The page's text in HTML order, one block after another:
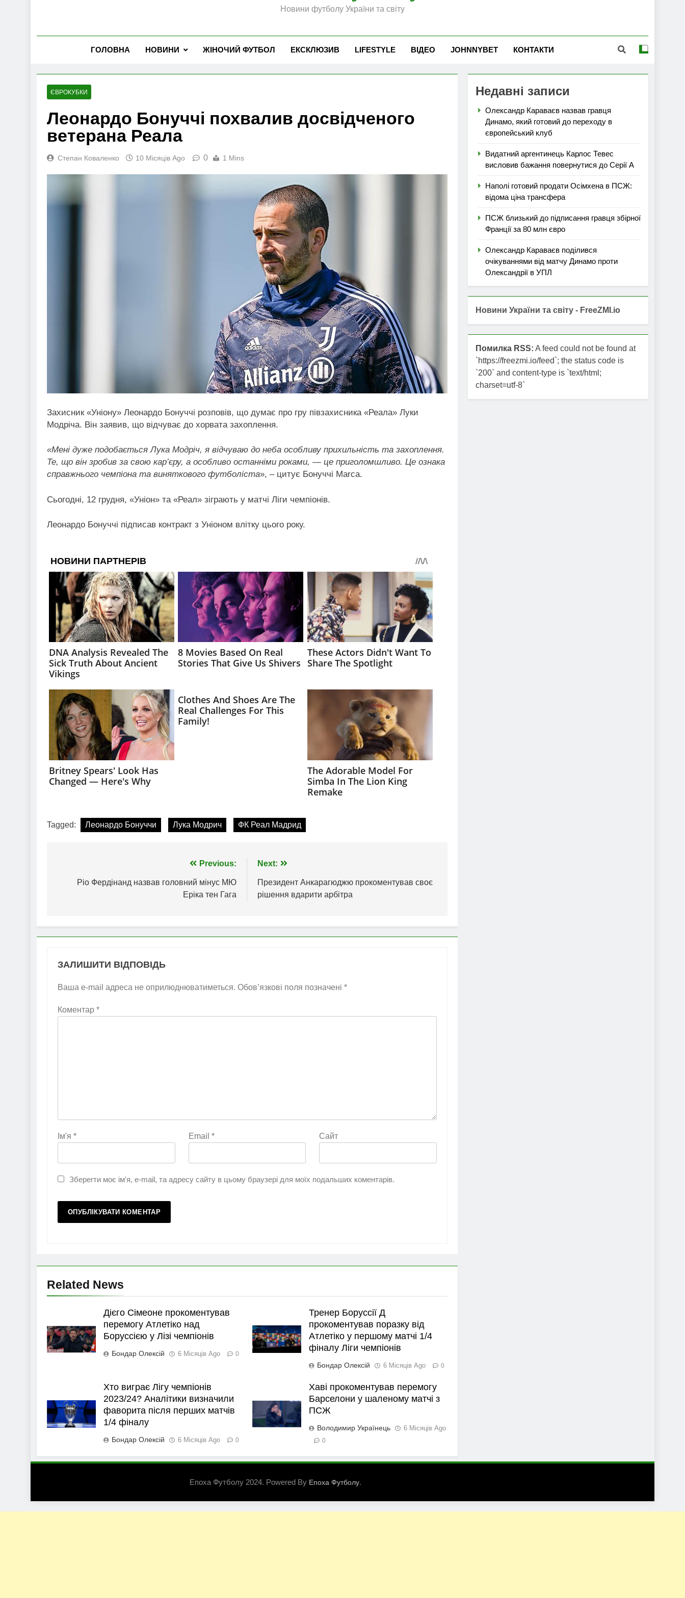
Новини футболу України та світу
ГОЛОВНА НОВИНИ ЖІНОЧИЙ ФУТБОЛ ЕКСКЛЮЗИВ LIFESTYLE ВІДЕО JOHNNYBET КОНТАКТИ
ЄВРОКУБКИ
Леонардо Бонуччі похвалив досвідченого
ветерана Реала
Степан Коваленко 10 Місяців Ago 0 1 Mins
Захисник «Уніону» Леонардо Бонуччі розповів, що думає про гру півзахисника «Реала» Луки
Модріча. Він заявив, що відчуває до хорвата захоплення.
«Мені дуже подобається Лука Модріч, я відчуваю до неба особливу прихильність та захоплення.
Те, що він зробив за свою кар’єру, а особливо останніми роками, — це приголомшливо. Це ознака
справжнього чемпіона та виняткового футболіста», – цитує Бонуччі Marca.
Сьогодні, 12 грудня, «Уніон» та «Реал» зіграють у матчі Ліги чемпіонів.
Леонардо Бонуччі підписав контракт з Уніоном влітку цього року.
Tagged: Леонардо Бонуччи Лука Модрич ФК Реал Мадрид
записів
Previous:
Ріо Фердінанд назвав головний мінус МЮ
Еріка тен Гага
Next:
Президент Анкарагюджю прокоментував своє
рішення вдарити арбітра
ЗАЛИШИТИ ВІДПОВІДЬ
Ваша e-mail адреса не оприлюднюватиметься. Обов’язкові поля позначені *
Коментар *
Ім'я * Email * Сайт
Зберегти моє ім'я, e-mail, та адресу сайту в цьому браузері для моїх подальших коментарів.
Related News
Дієго Сімеоне прокоментував
перемогу Атлетіко над
Боруссією у Лізі чемпіонів
Бондар Олексій 6 Місяців Ago 0
Тренер Боруссії Д
прокоментував поразку від
Атлетіко у першому матчі 1/4
фіналу Ліги чемпіонів
Бондар Олексій 6 Місяців Ago 0
Хто виграє Лігу чемпіонів
2023/24? Аналітики визначили
фаворита після перших матчів
1/4 фіналу
Бондар Олексій 6 Місяців Ago 0
Хаві прокоментував перемогу
Барселони у шаленому матчі з
ПСЖ
Володимир Українець 6 Місяців Ago
0
Недавні записи
Олександр Караваєв назвав гравця
Динамо, який готовий до переходу в
європейський клуб
Видатний аргентинець Карлос Тевес
висловив бажання повернутися до Серії А
Наполі готовий продати Осімхена в ПСЖ:
відома ціна трансфера
ПСЖ близький до підписання гравця збірної
Франції за 80 млн євро
Олександр Караваєв поділився
очікуваннями від матчу Динамо проти
Олександрії в УПЛ
Новини України та світу - FreeZMI.io
Помилка RSS: A feed could not be found at
`https://freezmi.io/feed`; the status code is
`200` and content-type is `text/html;
charset=utf-8`
Епоха Футболу 2024. Powered By Епоха Футболу.